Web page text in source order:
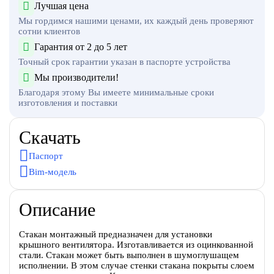
Лучшая цена
Мы гордимся нашими ценами, их каждый день проверяют
сотни клиентов
Гарантия от 2 до 5 лет
Точный срок гарантии указан в паспорте устройства
Мы производители!
Благодаря этому Вы имеете минимальные сроки
изготовления и поставки
Скачать
Паспорт
Bim-модель
Описание
Стакан монтажный предназначен для установки
крышного вентилятора. Изготавливается из оцинкованной
стали. Стакан может быть выполнен в шумоглушащем
исполнении. В этом случае стенки стакана покрыты слоем